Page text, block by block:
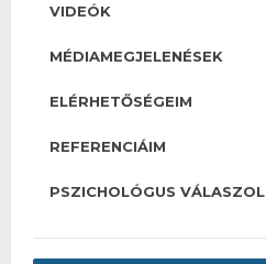
VIDEÓK
MÉDIAMEGJELENÉSEK
ELÉRHETŐSÉGEIM
REFERENCIÁIM
PSZICHOLÓGUS VÁLASZOL